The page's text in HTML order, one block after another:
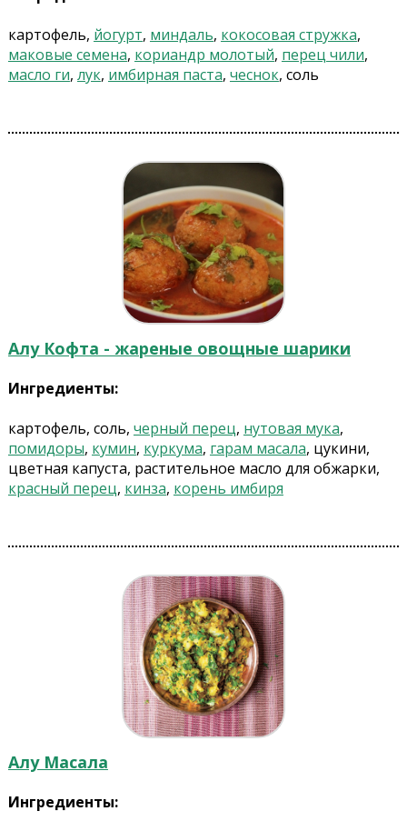
картофель, йогурт, миндаль, кокосовая стружка,
маковые семена, кориандр молотый, перец чили,
масло ги, лук, имбирная паста, чеснок, соль
Алу Кофта - жареные овощные шарики
Ингредиенты:
картофель, соль, черный перец, нутовая мука,
помидоры, кумин, куркума, гарам масала, цукини,
цветная капуста, растительное масло для обжарки,
красный перец, кинза, корень имбиря
Алу Масала
Ингредиенты: